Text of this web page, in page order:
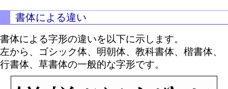
書体による違い
書体による字形の違いを以下に示します。
左から、ゴシック体、明朝体、教科書体、楷書体、
行書体、草書体の一般的な字形です。